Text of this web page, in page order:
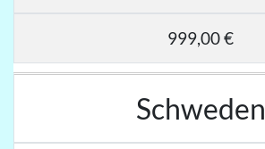
999,00 €
Schweden